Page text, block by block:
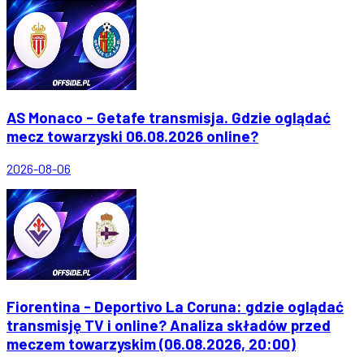
AS Monaco - Getafe transmisja. Gdzie oglądać
mecz towarzyski 06.08.2026 online?
2026-08-06
Fiorentina - Deportivo La Coruna: gdzie oglądać
transmisję TV i online? Analiza składów przed
meczem towarzyskim (06.08.2026, 20:00)